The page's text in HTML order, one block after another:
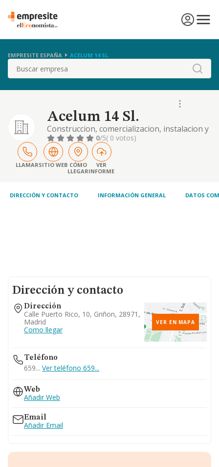
EMPRESITE ESPAÑA ACELUM 14 SL.
Buscar
Acelum 14 Sl.
Construccion, comercializacion, instalacion y
mantenimiento de estructuras metalicas y
cerrajeria. construccion, por cuenta propia o
ajena, de estructuras de hormigon.
0/5( 0 votos)
LLAMARSITIO WEB CÓMO
LLEGAR
VER
INFORME
DIRECCIÓN Y CONTACTO INFORMACIÓN GENERAL DATOS
Dirección y contacto
Dirección
Calle Puerto Rico, 10, Griñon, 28971,
Madrid
Como llegar
VER EN MAPA
Teléfono
659... Ver teléfono 659...
Web
Añadir Web
Email
Añadir Email